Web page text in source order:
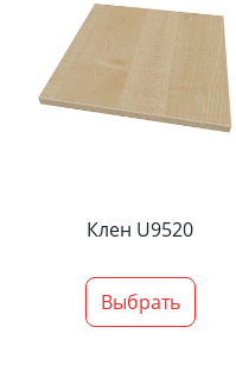
Клен U9520
Выбрать